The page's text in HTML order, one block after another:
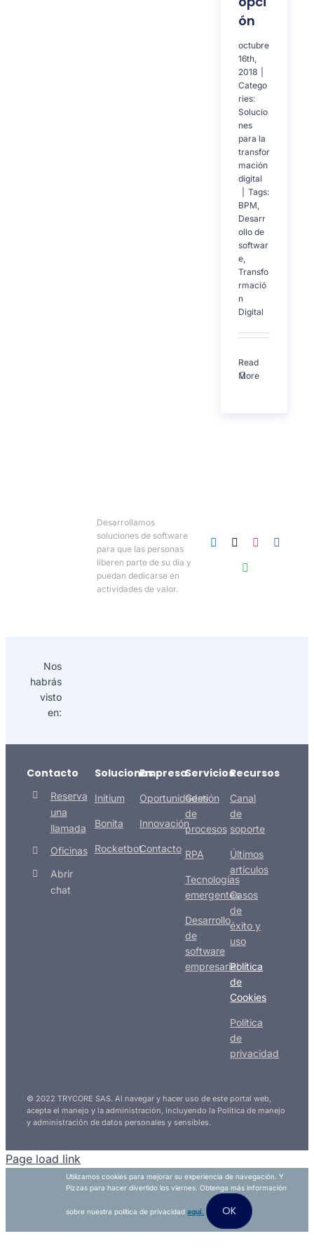
ón
octubre
16th,
2018
Catego
ries:
Solucio
nes
para la
transfor
mación
digital
Tags:
BPM,
Desarr
ollo de
softwar
e,
Transfo
rmació
n
Digital
Read
More
Desarrollamos
soluciones de software
para que las personas
liberen parte de su día y
puedan dedicarse en
actividades de valor.
Nos
habrás
visto
en:
Contacto
Reserva
una
llamada
Oficinas
Abrir
chat
Soluciones
Initium
Bonita
Rocketbot
Empresa
Oportunidades
Innovación
Contacto
Servicios
Gestión
de
procesos
RPA
Tecnologías
emergentes
Desarrollo
de
software
empresarial
Recursos
Canal
de
soporte
Últimos
artículos
Casos
de
éxito y
uso
Política
de
Cookies
Política
de
privacidad
© 2022 TRYCORE SAS. Al navegar y hacer uso de este portal web,
acepta el manejo y la administración, incluyendo la Política de manejo
y administración de datos personales y sensibles.
Page load link
Utilizamos cookies para mejorar su experiencia de navegación. Y
Pizzas para hacer divertido los viernes. Obtenga más información
sobre nuestra política de privacidadaquí. OK